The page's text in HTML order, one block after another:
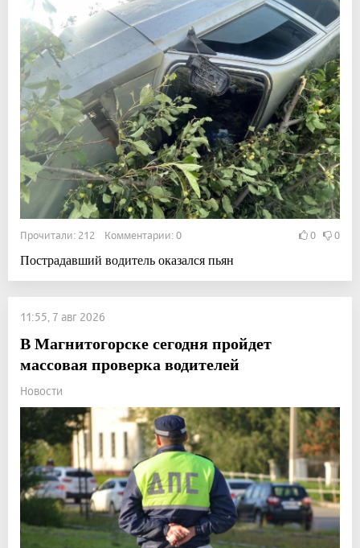
Прочитали: 212 Комментарии: 0 0 0
Пострадавший водитель оказался пьян
11:55, 7 авг 2026
В Магнитогорске сегодня пройдет
массовая проверка водителей
Новости